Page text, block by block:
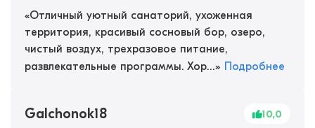
«Отличный уютный санаторий, ухоженная
территория, красивый сосновый бор, озеро,
чистый воздух, трехразовое питание,
развлекательные программы. Хор...» Подробнее
Galchonok18 10,0